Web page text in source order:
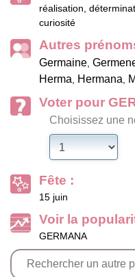
réalisation,
curiosité
Autres
Germaine,
Herma, Hermana,
Voter pour
Choisissez une
Fête :
15 juin
Voir la
GERMANA